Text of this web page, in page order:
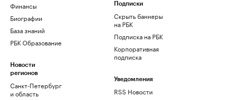
Финансы
Биографии
База знаний
РБК Образование
Новости
регионов
Санкт-Петербург
и область
Подписки
Скрыть баннеры
на РБК
Подписка на РБК
Корпоративная
подписка
Уведомления
RSS Новости